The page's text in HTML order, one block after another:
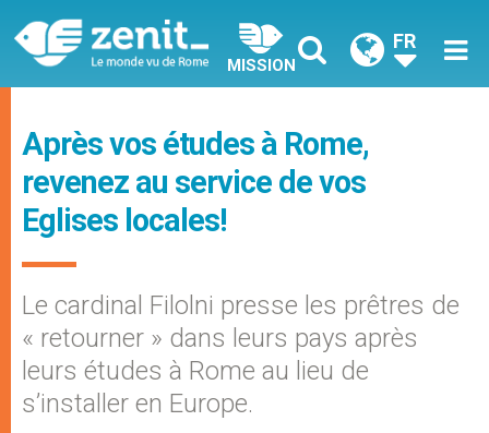
MISSION
FR
Après vos études à Rome,
revenez au service de vos
Eglises locales!
Le cardinal Filolni presse les prêtres de
« retourner » dans leurs pays après
leurs études à Rome au lieu de
s’installer en Europe.